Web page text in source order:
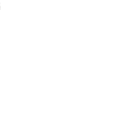
jouw Skoda Scala
rubberen afwerking ervoor
op zijn plaats blijft.
ontworpen voor de